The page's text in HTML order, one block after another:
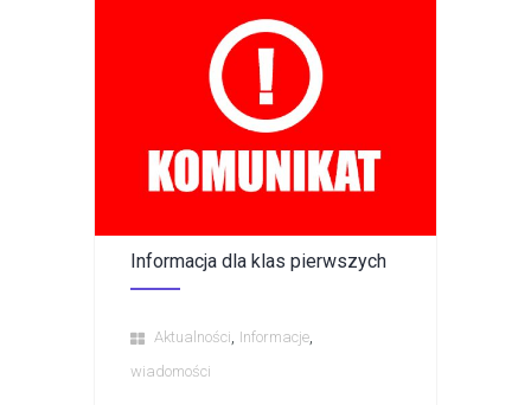
Informacja dla klas pierwszych
Aktualności, Informacje,
wiadomości